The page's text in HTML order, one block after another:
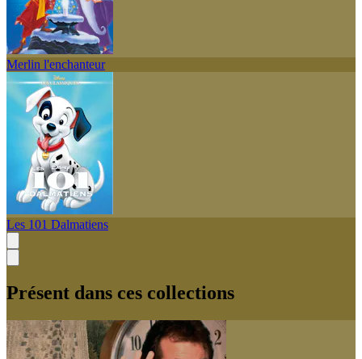
Merlin l'enchanteur
Les 101 Dalmatiens
Présent dans ces collections